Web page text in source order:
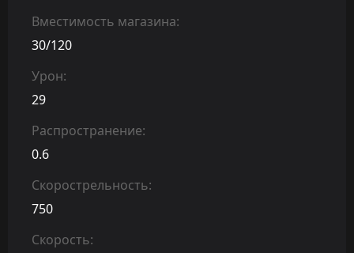
Вместимость магазина:
30/120
Урон:
29
Распространение:
0.6
Скорострельность:
750
Скорость: